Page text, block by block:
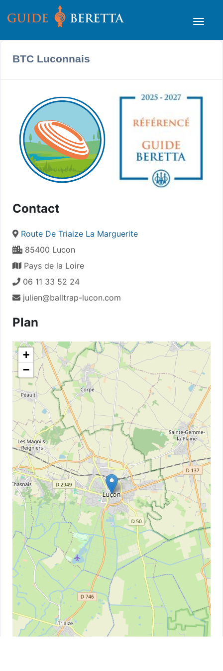
BTC Luconnais
Contact
Route De Triaize La Marguerite
85400 Lucon
Pays de la Loire
06 11 33 52 24
julien@balltrap-lucon.com
Plan
+
−